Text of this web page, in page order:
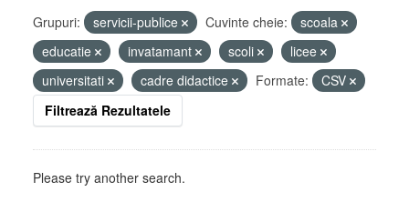
Grupuri: servicii-publice Cuvinte cheie:
scoala
educatie
invatamant scoli
licee
universitati
cadre didactice Formate:
CSV
Filtrează Rezultatele
Please try another search.